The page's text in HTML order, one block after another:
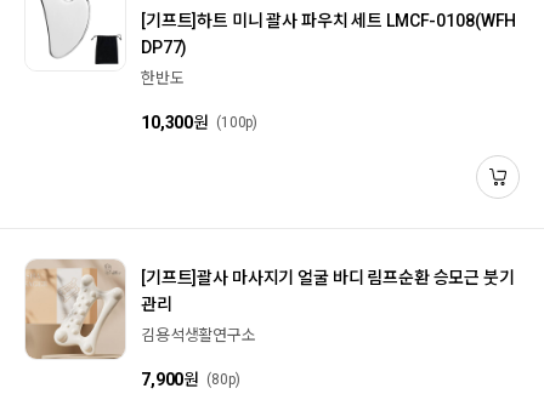
[기프트]하트 미니 괄사 파우치 세트 LMCF-0108(WFH
DP77)
한반도
10,300원 (100p)
[기프트]괄사 마사지기 얼굴 바디 림프순환 승모근 붓기
관리
김용석생활연구소
7,900원 (80p)